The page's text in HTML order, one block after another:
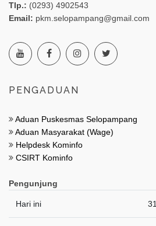
Tlp.: (0293) 4902543
Email: pkm.selopampang@gmail.com
PENGADUAN
Aduan Puskesmas Selopampang
Aduan Masyarakat (Wage)
Helpdesk Kominfo
CSIRT Kominfo
Pengunjung
Hari ini 31